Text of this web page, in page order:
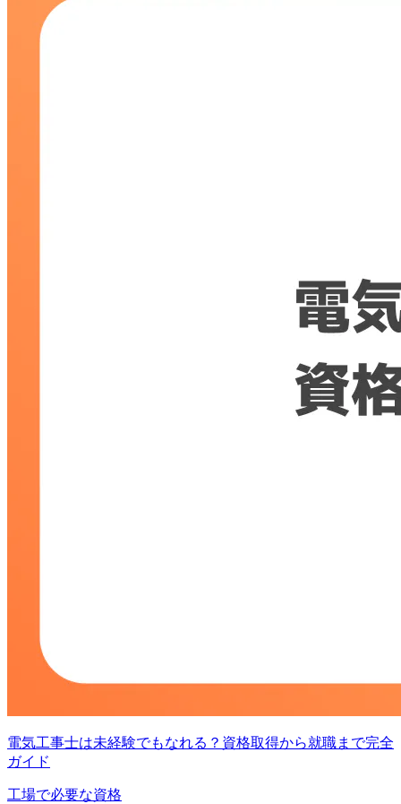
電気工事士は未経験でもなれる？資格取得から就職まで完全
ガイド
工場で必要な資格